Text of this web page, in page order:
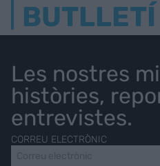
BUTLLETÍ
Les nostres
històries,
entrevistes.
CORREU ELECTRÒNIC